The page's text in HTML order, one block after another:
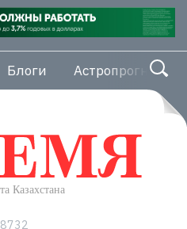
Блоги Астропрогноз
8732